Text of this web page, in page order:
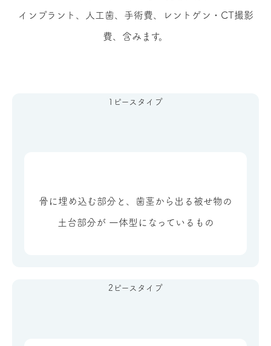
インプラント、人工歯、手術費、レントゲン・CT撮影
費、含みます。
1ピースタイプ
骨に埋め込む部分と、歯茎から出る被せ物の
土台部分が 一体型になっているもの
2ピースタイプ